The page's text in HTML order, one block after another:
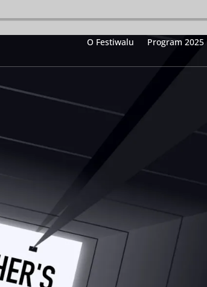
O Festiwalu Program 2025